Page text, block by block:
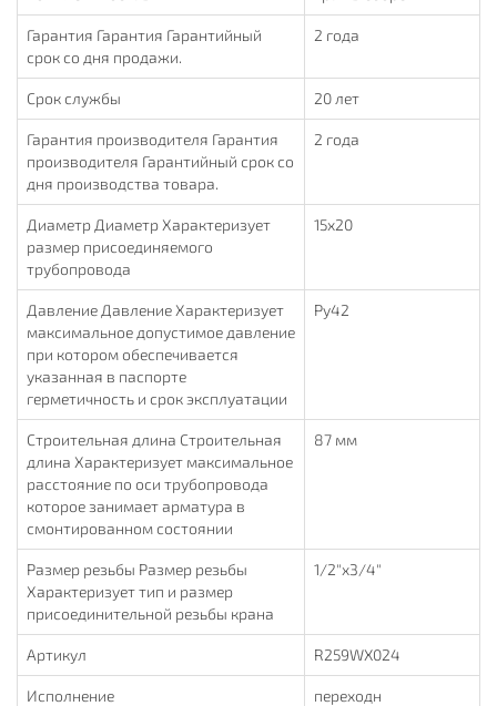
Гарантия Гарантия Гарантийный
срок со дня продажи.
2 года
Срок службы 20 лет
Гарантия производителя Гарантия
производителя Гарантийный срок со
дня производства товара.
2 года
Диаметр Диаметр Характеризует
размер присоединяемого
трубопровода
15х20
Давление Давление Характеризует
максимальное допустимое давление
при котором обеспечивается
указанная в паспорте
герметичность и срок эксплуатации
Ру42
Строительная длина Строительная
длина Характеризует максимальное
расстояние по оси трубопровода
которое занимает арматура в
смонтированном состоянии
87 мм
Размер резьбы Размер резьбы
Характеризует тип и размер
присоединительной резьбы крана
1/2"х3/4"
Артикул R259WX024
Исполнение переходн